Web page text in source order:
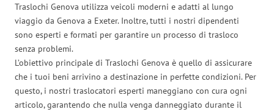
Traslochi Genova utilizza veicoli moderni e adatti al lungo
viaggio da Genova a Exeter. Inoltre, tutti i nostri dipendenti
sono esperti e formati per garantire un processo di trasloco
senza problemi.
L’obiettivo principale di Traslochi Genova è quello di assicurare
che i tuoi beni arrivino a destinazione in perfette condizioni. Per
questo, i nostri traslocatori esperti maneggiano con cura ogni
articolo, garantendo che nulla venga danneggiato durante il